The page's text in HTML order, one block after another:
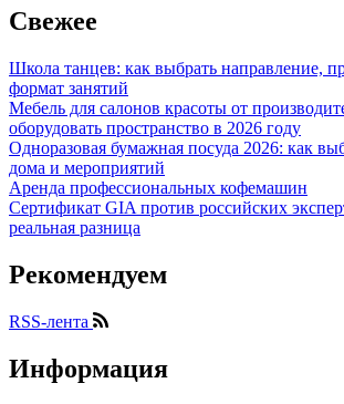
Свежее
Школа танцев: как выбрать направление,
формат занятий
Мебель для салонов красоты от
оборудовать пространство в 2026 году
Одноразовая бумажная посуда 2026: как
дома и мероприятий
Аренда профессиональных кофемашин
Сертификат GIA против российских
реальная разница
Рекомендуем
RSS-лента
Информация